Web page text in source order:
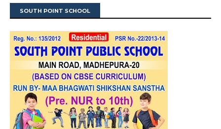
SOUTH POINT SCHOOL